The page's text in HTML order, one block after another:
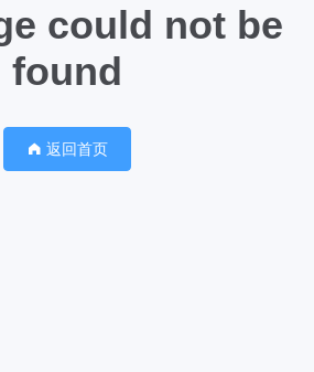
could not be
found
返回首页